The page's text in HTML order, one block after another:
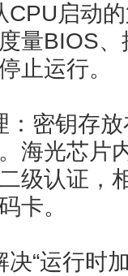
CPU启动
量BIOS
止运行。
：密钥存
海光芯片
级认证，
卡。
决“运行时